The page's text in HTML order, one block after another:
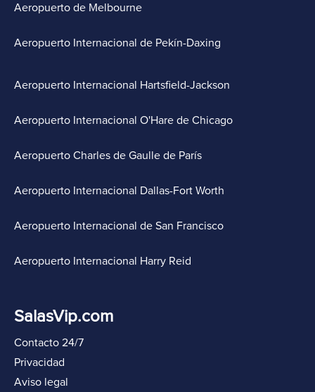
Aeropuerto de Melbourne
Aeropuerto Internacional de Pekín-Daxing
Aeropuerto Internacional Hartsfield-Jackson
Aeropuerto Internacional O'Hare de Chicago
Aeropuerto Charles de Gaulle de París
Aeropuerto Internacional Dallas-Fort Worth
Aeropuerto Internacional de San Francisco
Aeropuerto Internacional Harry Reid
SalasVip.com
Contacto 24/7
Privacidad
Aviso legal